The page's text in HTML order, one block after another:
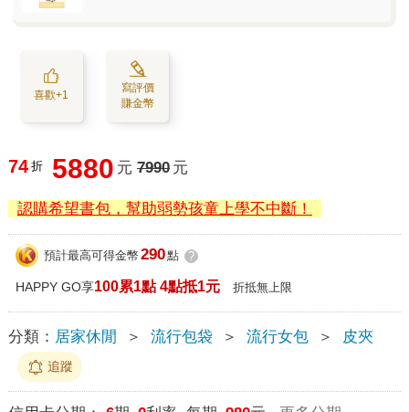
喜歡+1
寫評價
賺金幣
74 折 5880 元 7990 元
認購希望書包，幫助弱勢孩童上學不中斷！
預計最高可得金幣 290點 ?
HAPPY GO享100累1點 4點抵1元 折抵無上限
分類： 居家休閒 ＞ 流行包袋 ＞ 流行女包 ＞ 皮夾
追蹤